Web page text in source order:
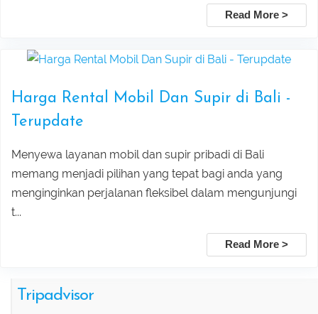
Leke Leke Waterfall, Jatiluwih, and
Tanah Lot Sunset Tour Package
Explore Sekumpul Waterfall, Bali
Bali Best Tour
Ancient Rainforest, Canoe Ride & Hidden
Read More >
Harga Rental Mobil Dan Supir di Bali -
Terupdate
Menyewa layanan mobil dan supir pribadi di Bali
memang menjadi pilihan yang tepat bagi anda yang
menginginkan perjalanan fleksibel dalam mengunjungi
t...
Read More >
Tripadvisor